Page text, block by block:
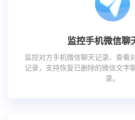
监控手机微信聊
监控对方手机微信聊天记录、查看
记录，支持恢复已删除的微信文字
录。